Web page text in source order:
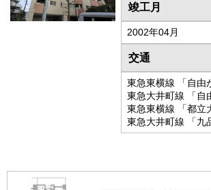
竣工月
2002年04月
交通
東急東横線 「自由
東急大井町線 「自
東急東横線 「都立
東急大井町線 「九